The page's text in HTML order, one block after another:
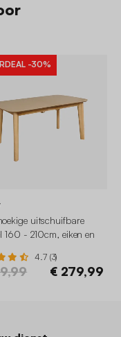
-30%
uitschuifbare
160 - 210cm, eiken en
4.7 (3)
€ 279,99